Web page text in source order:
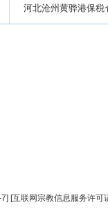
河北沧州黄骅港保税
] [互联网宗教信息服务许